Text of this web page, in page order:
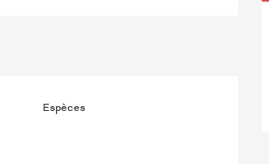
Espèces